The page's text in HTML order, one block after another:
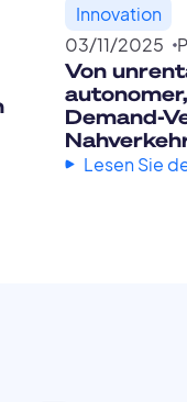
Innovation
03/11/2025
Von
Demand-
Lesen Sie